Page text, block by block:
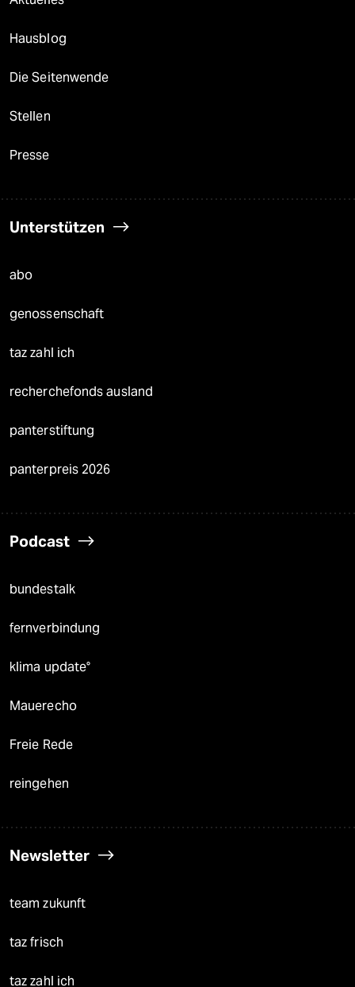
Hausblog
Die Seitenwende
Stellen
Presse
Unterstützen
abo
genossenschaft
taz zahl ich
recherchefonds ausland
panterstiftung
panterpreis 2026
Podcast
bundestalk
fernverbindung
klima update°
Mauerecho
Freie Rede
reingehen
Newsletter
team zukunft
taz frisch
taz zahl ich